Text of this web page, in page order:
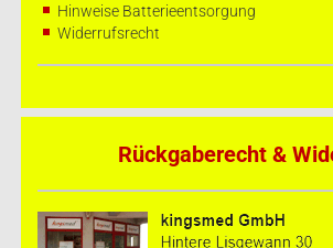
Hinweise Batterieentsorgung
Widerrufsrecht
Rückgaberecht &